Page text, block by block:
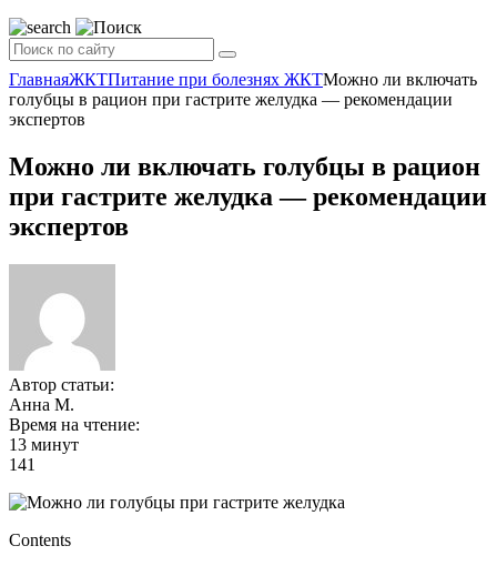
ГлавнаяЖКТПитание при болезнях ЖКТМожно ли включать
голубцы в рацион при гастрите желудка — рекомендации
экспертов
Можно ли включать голубцы в рацион
при гастрите желудка — рекомендации
экспертов
Автор статьи:
Анна М.
Время на чтение:
13 минут
141
Contents